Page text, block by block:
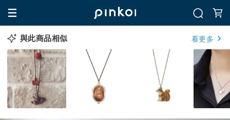
與此商品相似 看更多